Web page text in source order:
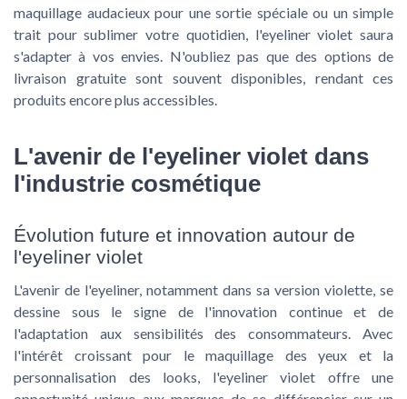
maquillage audacieux pour une sortie spéciale ou un simple
trait pour sublimer votre quotidien, l'eyeliner violet saura
s'adapter à vos envies. N'oubliez pas que des options de
livraison gratuite sont souvent disponibles, rendant ces
produits encore plus accessibles.
L'avenir de l'eyeliner violet dans
l'industrie cosmétique
Évolution future et innovation autour de
l'eyeliner violet
L'avenir de l'eyeliner, notamment dans sa version violette, se
dessine sous le signe de l'innovation continue et de
l'adaptation aux sensibilités des consommateurs. Avec
l'intérêt croissant pour le maquillage des yeux et la
personnalisation des looks, l'eyeliner violet offre une